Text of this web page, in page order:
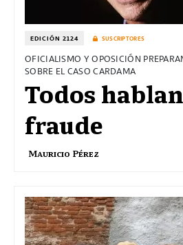
EDICIÓN 2124 SUSCRIPTORES
OFICIALISMO Y OPOSICIÓN
SOBRE EL CASO CARDAMA
Todos
fraude
Mauricio Pérez